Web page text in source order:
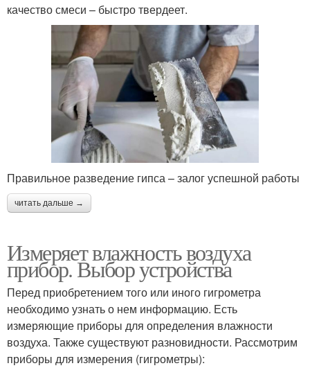
качество смеси – быстро твердеет.
Правильное разведение гипса – залог успешной работы
читать дальше →
Измеряет влажность воздуха
прибор. Выбор устройства
Перед приобретением того или иного гигрометра
необходимо узнать о нем информацию. Есть
измеряющие приборы для определения влажности
воздуха. Также существуют разновидности. Рассмотрим
приборы для измерения (гигрометры):